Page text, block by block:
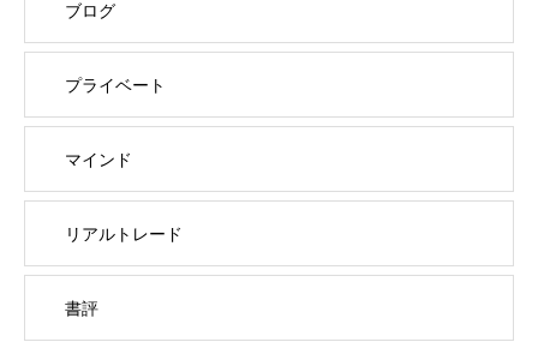
ブログ
プライベート
マインド
リアルトレード
書評